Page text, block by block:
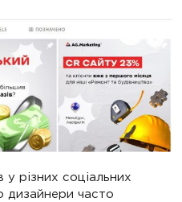
різних соціальних
часто